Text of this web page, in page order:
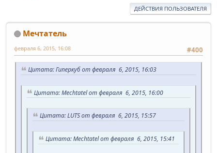
ДЕЙСТВИЯ ПОЛЬЗОВАТЕЛЯ
Мечтатель
#400
февраля 6, 2015, 16:08
Цитата: Гиперкуб от февраля 6, 2015, 16:03
Цитата: Mechtatel от февраля 6, 2015, 16:00
Цитата: LUTS от февраля 6, 2015, 15:57
Цитата: Mechtatel от февраля 6, 2015, 15:41